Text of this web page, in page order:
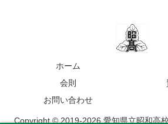
ホーム
会則
お問い合わせ
Copyright © 2019-2026 愛知県立昭和高